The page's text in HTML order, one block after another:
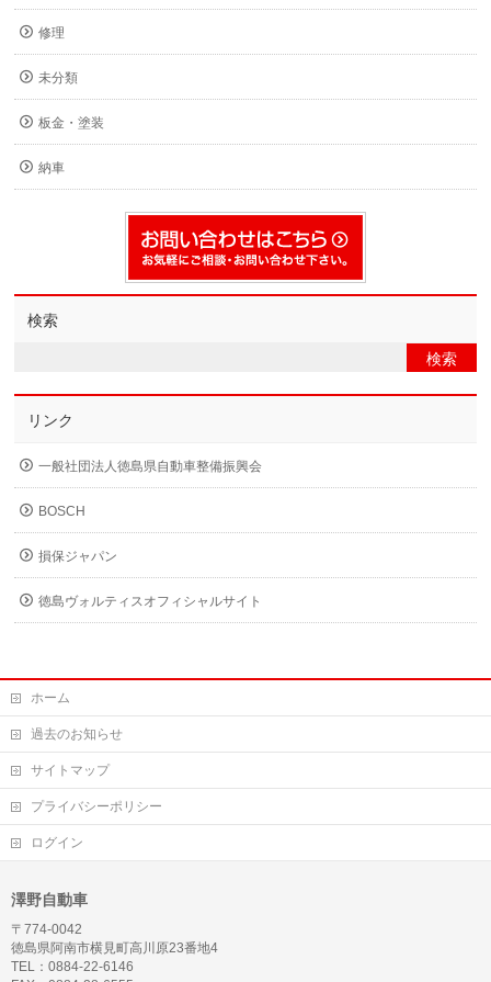
修理
未分類
板金・塗装
納車
検索
リンク
一般社団法人徳島県自動車整備振興会
BOSCH
損保ジャパン
徳島ヴォルティスオフィシャルサイト
ホーム
過去のお知らせ
サイトマップ
プライバシーポリシー
ログイン
澤野自動車
〒774-0042
徳島県阿南市横見町高川原23番地4
TEL：0884-22-6146